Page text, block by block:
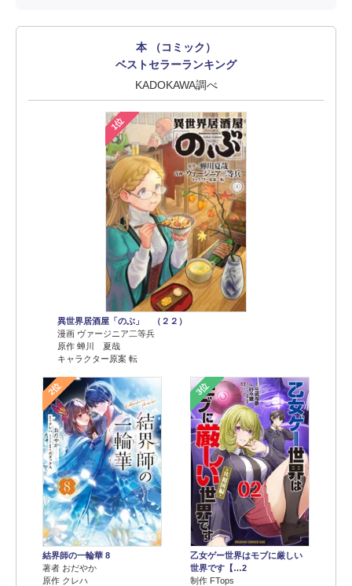
本 （コミック）
ベストセラーランキング
KADOKAWA調べ
1位
異世界居酒屋「のぶ」 （２２）
漫画 ヴァージニア二等兵
原作 蝉川 夏哉
キャラクター原案 転
2位
結界師の一輪華 8
著者 おだやか
原作 クレハ
3位
乙女ゲー世界はモブに厳しい
世界です【…2
制作 FTops